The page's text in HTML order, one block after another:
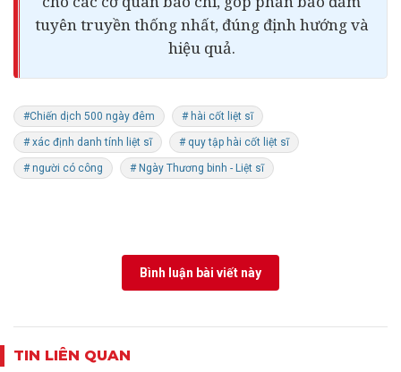
tuyên truyền thống nhất, đúng định hướng và
hiệu quả.
#Chiến dịch 500 ngày đêm # hài cốt liệt sĩ
# xác định danh tính liệt sĩ # quy tập hài cốt liệt sĩ
# người có công # Ngày Thương binh - Liệt sĩ
Bình luận bài viết này
TIN LIÊN QUAN